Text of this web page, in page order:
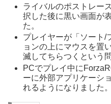
ライバルのポストレー
択した後に黒い画面が
た。
プレイヤーが「ソート/
ョンの上にマウスを置
滅してちらつくという
PCでプレイ中に
ーに外部アプリケーシ
れるようになりました。